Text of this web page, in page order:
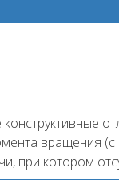
вращения
при котором